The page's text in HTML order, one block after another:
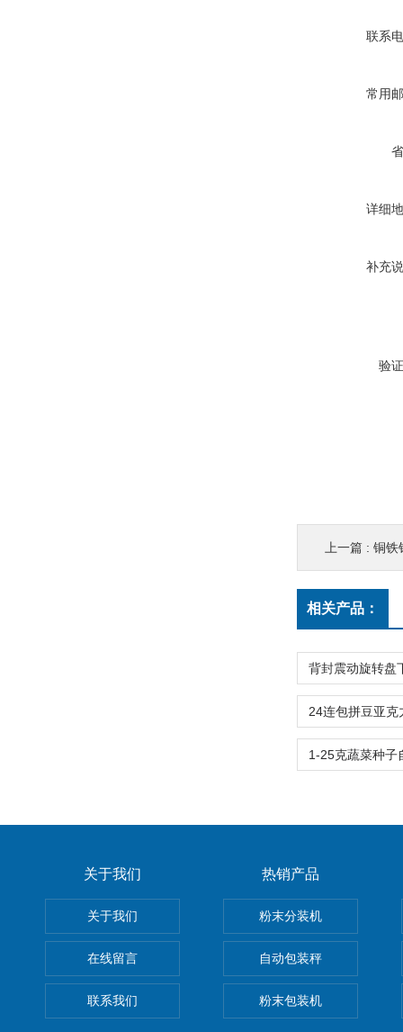
联系
常用
详细
补充
验
上一篇 : 铜铁
相关产品：
关于我们
关于我们
在线留言
联系我们
热销产品
粉末分装机
自动包装秤
粉末包装机